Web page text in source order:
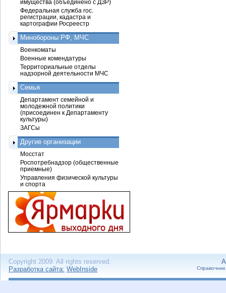
имущества (объединено с ДЗР)
Федеральная служба гос.
регистрации, кадастра и
картографии Росреестр
Минобороны РФ, МЧС
Военкоматы
Военные комендатуры
Территориальные отделы
надзорной деятельности МЧС
Семья
Департамент семейной и
молодежной политики
(присоединен к Департаменту
культуры)
ЗАГСы
Другие организации
Мосстат
Роспотребнадзор (общественные
приемные)
Управления физической культуры
и спорта
Copyright 2009. All rights reserved.
Разработка сайта: WebInside